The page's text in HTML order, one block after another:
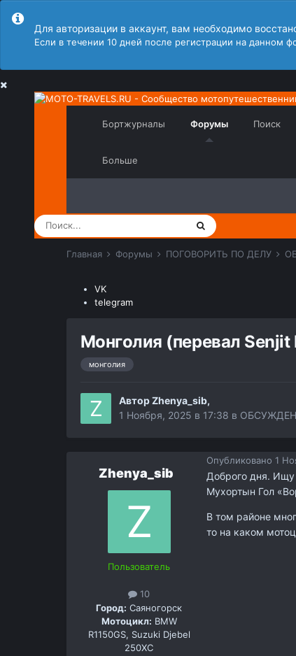
Для авторизации в аккаунт, вам необходимо
Если в течении 10 дней после регистрации на данном
Бортжурналы Форумы Поиск
Больше
Главная Форумы ПОГОВОРИТЬ ПО ДЕЛУ
VK
telegram
Монголия (перевал
монголия
АвторZhenya_sib,
1 Ноября, 2025 в 17:38 в
Zhenya_sib
Пользователь
10
Город: Саяногорск
Мотоцикл: BMW
R1150GS, Suzuki Djebel
250XC
Опубликовано 1
Доброго дня.
Мухортын Гол
В том районе
то на каком